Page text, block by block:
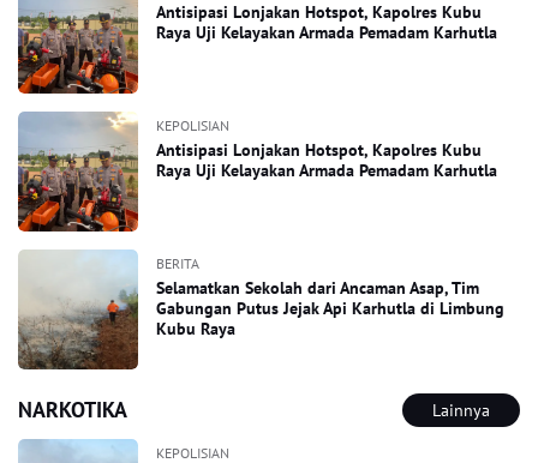
Antisipasi Lonjakan Hotspot, Kapolres Kubu
Raya Uji Kelayakan Armada Pemadam Karhutla
KEPOLISIAN
Antisipasi Lonjakan Hotspot, Kapolres Kubu
Raya Uji Kelayakan Armada Pemadam Karhutla
BERITA
Selamatkan Sekolah dari Ancaman Asap, Tim
Gabungan Putus Jejak Api Karhutla di Limbung
Kubu Raya
NARKOTIKA Lainnya
KEPOLISIAN